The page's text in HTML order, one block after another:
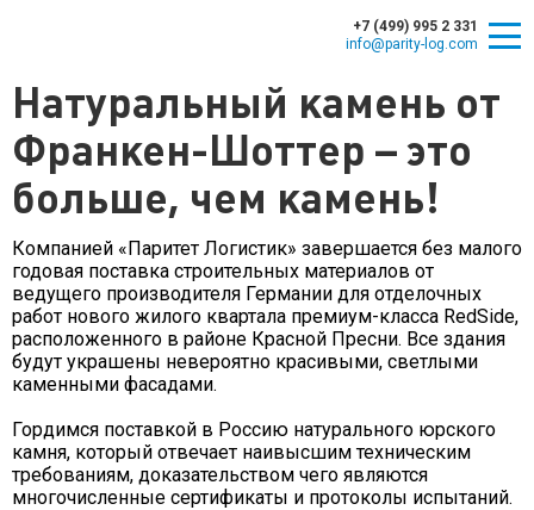
+7 (499) 995 2 331
info@parity-log.com
Натуральный камень от
Франкен-Шоттер – это
больше, чем камень!
Компанией «Паритет Логистик» завершается без малого
годовая поставка строительных материалов от
ведущего производителя Германии для отделочных
работ нового жилого квартала премиум-класса RedSide,
расположенного в районе Красной Пресни. Все здания
будут украшены невероятно красивыми, светлыми
каменными фасадами.
Гордимся поставкой в Россию натурального юрского
камня, который отвечает наивысшим техническим
требованиям, доказательством чего являются
многочисленные сертификаты и протоколы испытаний.